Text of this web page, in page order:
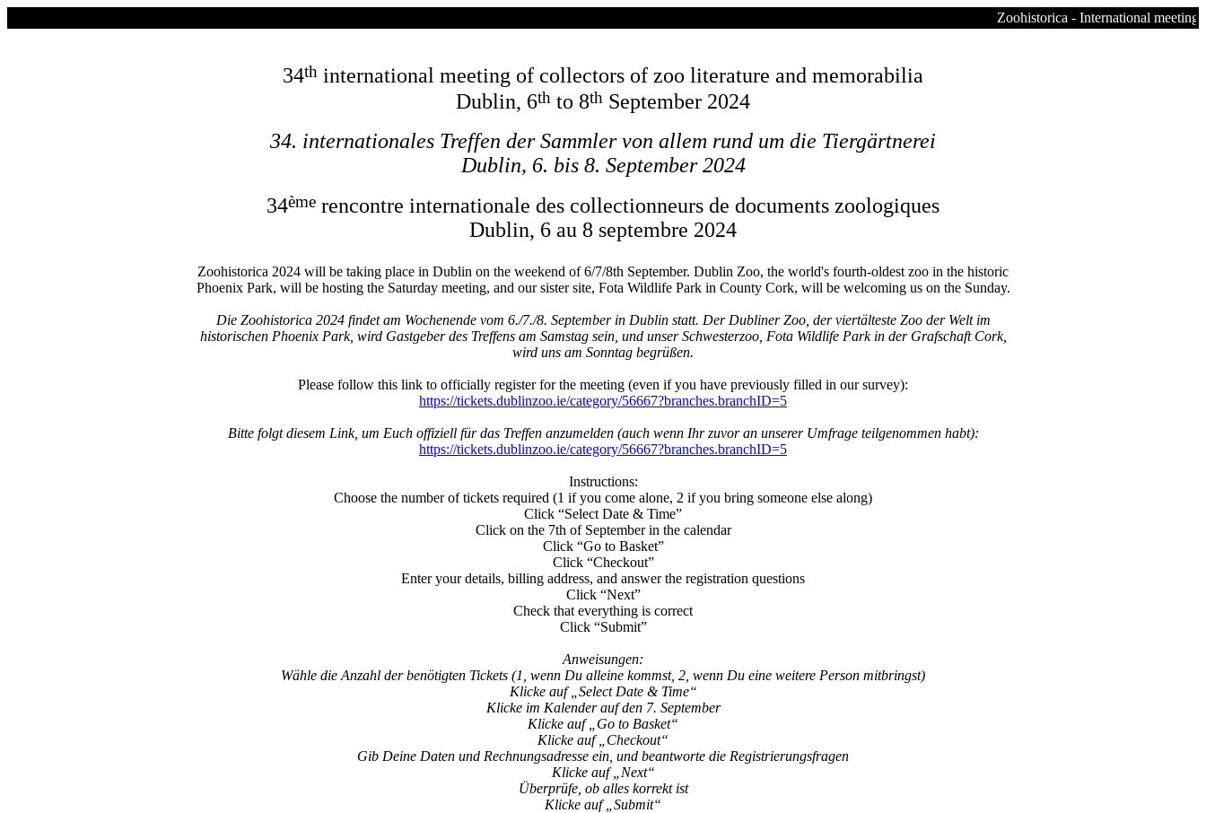
Zoohistorica - International meeting of
34th international meeting of collectors of zoo literature and memorabilia
Dublin, 6th to 8th September 2024
34. internationales Treffen der Sammler von allem rund um die Tiergärtnerei
Dublin, 6. bis 8. September 2024
34ème rencontre internationale des collectionneurs de documents zoologiques
Dublin, 6 au 8 septembre 2024
Zoohistorica 2024 will be taking place in Dublin on the weekend of 6/7/8th September. Dublin Zoo, the world's fourth-oldest zoo in the historic
Phoenix Park, will be hosting the Saturday meeting, and our sister site, Fota Wildlife Park in County Cork, will be welcoming us on the Sunday.
Die Zoohistorica 2024 findet am Wochenende vom 6./7./8. September in Dublin statt. Der Dubliner Zoo, der viertälteste Zoo der Welt im
historischen Phoenix Park, wird Gastgeber des Treffens am Samstag sein, und unser Schwesterzoo, Fota Wildlife Park in der Grafschaft Cork,
wird uns am Sonntag begrüßen.
Please follow this link to officially register for the meeting (even if you have previously filled in our survey):
https://tickets.dublinzoo.ie/category/56667?branches.branchID=5
Bitte folgt diesem Link, um Euch offiziell für das Treffen anzumelden (auch wenn Ihr zuvor an unserer Umfrage teilgenommen habt):
https://tickets.dublinzoo.ie/category/56667?branches.branchID=5
Instructions:
Choose the number of tickets required (1 if you come alone, 2 if you bring someone else along)
Click “Select Date & Time”
Click on the 7th of September in the calendar
Click “Go to Basket”
Click “Checkout”
Enter your details, billing address, and answer the registration questions
Click “Next”
Check that everything is correct
Click “Submit”
Anweisungen:
Wähle die Anzahl der benötigten Tickets (1, wenn Du alleine kommst, 2, wenn Du eine weitere Person mitbringst)
Klicke auf „Select Date & Time“
Klicke im Kalender auf den 7. September
Klicke auf „Go to Basket“
Klicke auf „Checkout“
Gib Deine Daten und Rechnungsadresse ein, und beantworte die Registrierungsfragen
Klicke auf „Next“
Überprüfe, ob alles korrekt ist
Klicke auf „Submit“